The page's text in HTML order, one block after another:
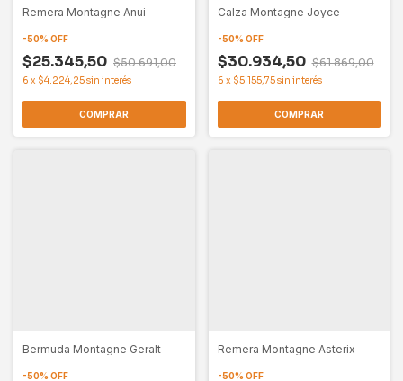
Remera Montagne Anui
-50% OFF
$25.345,50 $50.691,00
6 x $4.224,25sin interés
COMPRAR
Calza Montagne Joyce
-50% OFF
$30.934,50 $61.869,00
6 x $5.155,75sin interés
COMPRAR
Bermuda Montagne Geralt
-50% OFF
Remera Montagne Asterix
-50% OFF